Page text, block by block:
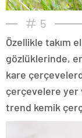
5
Özellikle takım
gözlüklerinde,
kare
çerçevelere yer
trend kemik